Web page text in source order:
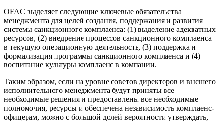
OFAC выделяет следующие ключевые обязательства
менеджмента для целей создания, поддержания и развития
системы санкционного комплаенса: (1) выделение адекватных
ресурсов, (2) внедрение процессов санкционного комплаенса
в текущую операционную деятельность, (3) поддержка и
формализация программы санкционного комплаенса и (4)
воспитание культуры комплаенс в компании.
Таким образом, если на уровне советов директоров и высшего
исполнительного менеджмента будут приняты все
необходимые решения и предоставлены все необходимые
полномочия, ресурсы и обеспечена независимость комплаенс-
офицерам, можно с большой долей вероятности утверждать,